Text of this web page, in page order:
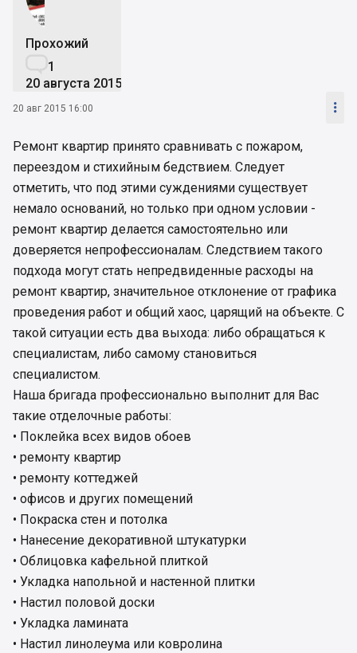
Прохожий
1
20 августа 2015
20 авг 2015 16:00 
Ремонт квартир принято сравнивать с пожаром,
переездом и стихийным бедствием. Следует
отметить, что под этими суждениями существует
немало оснований, но только при одном условии -
ремонт квартир делается самостоятельно или
доверяется непрофессионалам. Следствием такого
подхода могут стать непредвиденные расходы на
ремонт квартир, значительное отклонение от графика
проведения работ и общий хаос, царящий на объекте. С
такой ситуации есть два выхода: либо обращаться к
специалистам, либо самому становиться
специалистом.
Наша бригада профессионально выполнит для Вас
такие отделочные работы:
• Поклейка всех видов обоев
• ремонту квартир
• ремонту коттеджей
• офисов и других помещений
• Покраска стен и потолка
• Нанесение декоративной штукатурки
• Облицовка кафельной плиткой
• Укладка напольной и настенной плитки
• Настил половой доски
• Укладка ламината
• Настил линолеума или ковролина